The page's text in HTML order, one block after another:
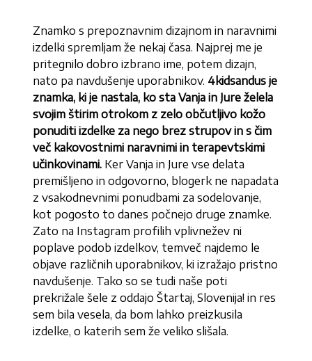
Znamko s prepoznavnim dizajnom in naravnimi
izdelki spremljam že nekaj časa. Najprej me je
pritegnilo dobro izbrano ime, potem dizajn,
nato pa navdušenje uporabnikov. 4kidsandus je
znamka, ki je nastala, ko sta Vanja in Jure želela
svojim štirim otrokom z zelo občutljivo kožo
ponuditi izdelke za nego brez strupov in s čim
več kakovostnimi naravnimi in terapevtskimi
učinkovinami. Ker Vanja in Jure vse delata
premišljeno in odgovorno, blogerk ne napadata
z vsakodnevnimi ponudbami za sodelovanje,
kot pogosto to danes počnejo druge znamke.
Zato na Instagram profilih vplivnežev ni
poplave podob izdelkov, temveč najdemo le
objave različnih uporabnikov, ki izražajo pristno
navdušenje. Tako so se tudi naše poti
prekrižale šele z oddajo Štartaj, Slovenija! in res
sem bila vesela, da bom lahko preizkusila
izdelke, o katerih sem že veliko slišala.